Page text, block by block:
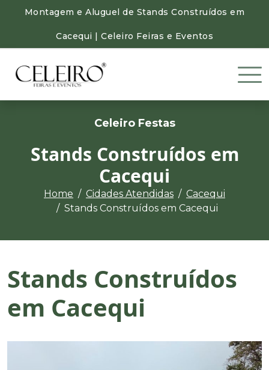
Montagem e Aluguel de Stands Construídos em
Cacequi | Celeiro Feiras e Eventos
Celeiro Festas
Stands Construídos em
Cacequi
Home Cidades Atendidas
Cacequi
Stands Construídos em Cacequi
Stands Construídos
em Cacequi